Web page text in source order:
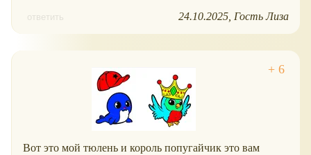
ответить 24.10.2025 Гость Лиза
Вот это мой тюлень и король попугайчик это вам